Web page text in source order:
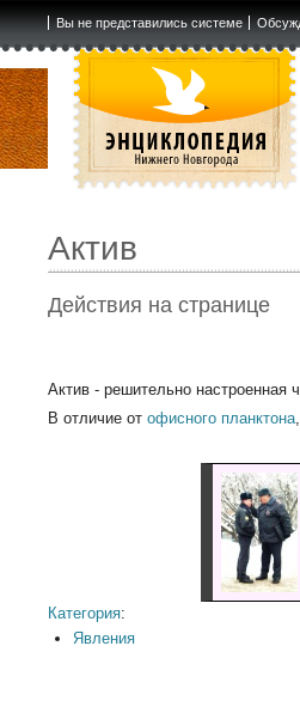
Вы не представились системе
Актив
Действия на странице
Актив - решительно настроенная
В отличие отофисного планктона
Категория:
Явления